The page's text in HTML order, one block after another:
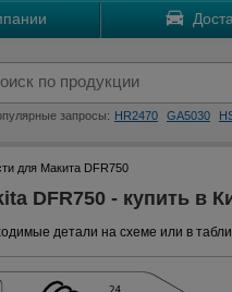
запросы: HR2470 GA5030
для Макита DFR750
DFR750 - купить в
детали на схеме или в